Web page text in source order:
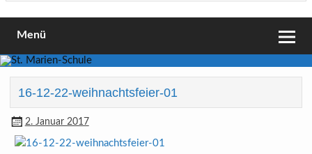
Menü
16-12-22-weihnachtsfeier-01
2. Januar 2017